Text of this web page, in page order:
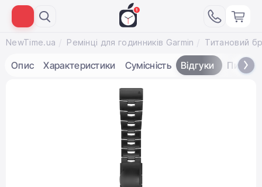
NewTime.ua Ремінці для годинників Garmin
Опис Характеристики Сумісність Відгуки